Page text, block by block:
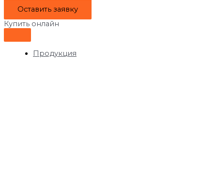
Оставить заявку
Купить онлайн
Продукция